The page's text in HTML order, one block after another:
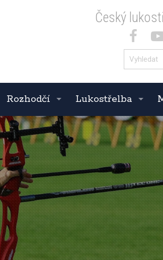
Český
Rozhodčí Lukostřelba